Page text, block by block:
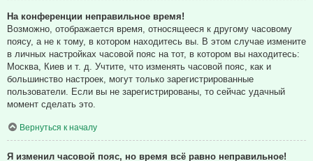
На конференции неправильное время!
Возможно, отображается время, относящееся к другому часовому
поясу, а не к тому, в котором находитесь вы. В этом случае измените
в личных настройках часовой пояс на тот, в котором вы находитесь:
Москва, Киев и т. д. Учтите, что изменять часовой пояс, как и
большинство настроек, могут только зарегистрированные
пользователи. Если вы не зарегистрированы, то сейчас удачный
момент сделать это.
Вернуться к началу
Я изменил часовой пояс, но время всё равно неправильное!